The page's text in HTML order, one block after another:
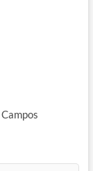
Campos